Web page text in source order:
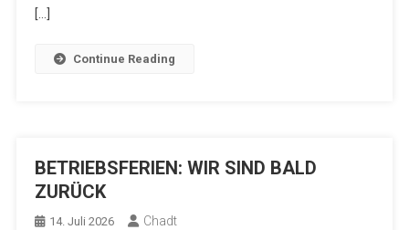
[…]
Continue Reading
BETRIEBSFERIEN: WIR SIND BALD
ZURÜCK
14. Juli 2026 Chadt